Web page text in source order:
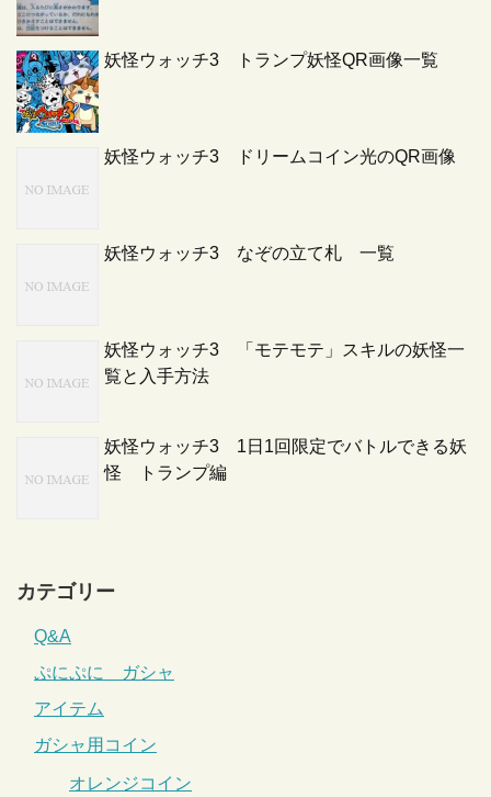
妖怪ウォッチ3 トランプ妖怪QR画像一覧
妖怪ウォッチ3 ドリームコイン光のQR画像
妖怪ウォッチ3 なぞの立て札 一覧
妖怪ウォッチ3 「モテモテ」スキルの妖怪一
覧と入手方法
妖怪ウォッチ3 1日1回限定でバトルできる妖
怪 トランプ編
カテゴリー
Q&A
ぷにぷに ガシャ
アイテム
ガシャ用コイン
オレンジコイン